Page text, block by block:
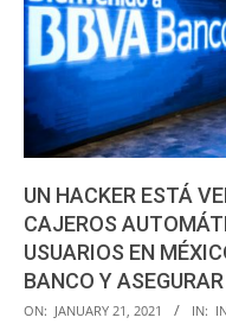
UN HACKER ESTÁ
CAJEROS
USUARIOS EN
BANCO Y
2021-
ON: JANUARY 21, 2021 IN: